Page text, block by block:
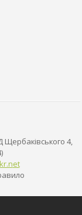
Щербаківського 4,
et